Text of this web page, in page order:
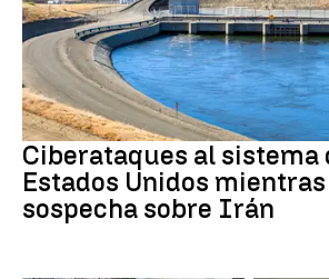
Guerra Irán
Ciberataques al sistema
Estados Unidos
sospecha sobre Irán